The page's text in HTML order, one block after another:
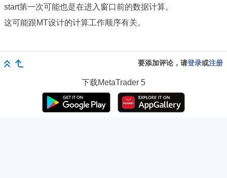
start第一次可能也是在进入窗口前的数据计算。
这可能跟MT设计的计算工作顺序有关。
要添加评论，请登录或注册
下载MetaTrader 5